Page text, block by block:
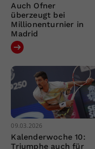
Auch Ofner
überzeugt bei
Millionenturnier in
Madrid
09.03.2026
Kalenderwoche 10:
Triumphe auch für